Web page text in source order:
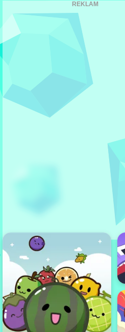
REKLAM